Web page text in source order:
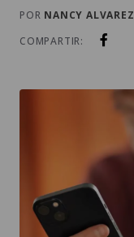
POR NANCY ALVAREZ
COMPARTIR: